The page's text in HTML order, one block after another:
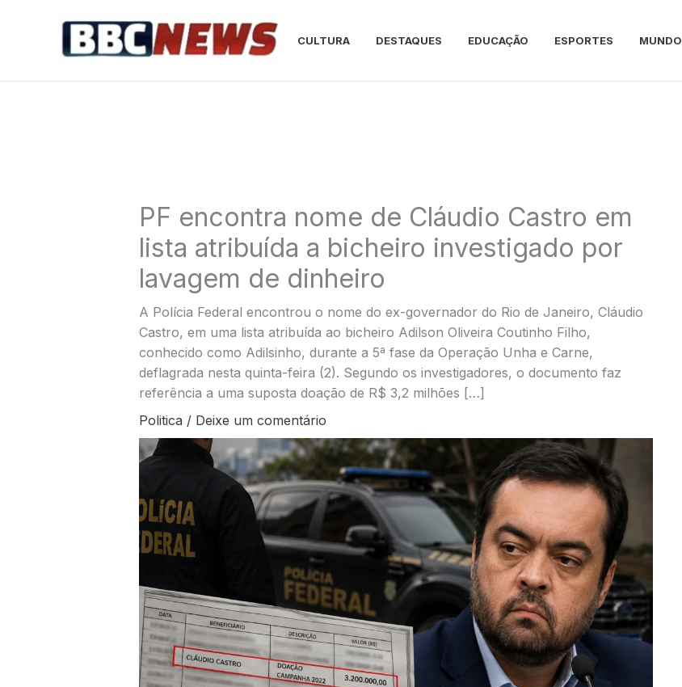
CULTURA DESTAQUES EDUCAÇÃO ESPORTES MUNDO
PF encontra nome de Cláudio Castro em
lista atribuída a bicheiro investigado por
lavagem de dinheiro
A Polícia Federal encontrou o nome do ex-governador do Rio de Janeiro, Cláudio
Castro, em uma lista atribuída ao bicheiro Adilson Oliveira Coutinho Filho,
conhecido como Adilsinho, durante a 5ª fase da Operação Unha e Carne,
deflagrada nesta quinta-feira (2). Segundo os investigadores, o documento faz
referência a uma suposta doação de R$ 3,2 milhões […]
Politica / Deixe um comentário